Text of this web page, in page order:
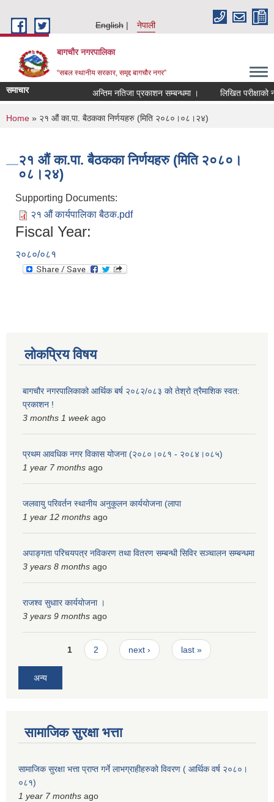
English
नेपाली
बागचौर नगरपालिका
“सबल स्थानीय सरकार, समृद्द बागचौर नगर”
समाचार अन्तिम नतिजा प्रकाशन सम्बन्धमा । लिखित परीक्षाको
You are here
Home » २१ औं का.पा. बैठकका निर्णयहरु (मिति २०८०।०८।२४)
२१ औं का.पा. बैठकका निर्णयहरु (मिति २०८०।
०८।२४)
Supporting Documents:
२१ औं कार्यपालिका बैठक.pdf
Fiscal Year:
२०८०/०८१
लोकप्रिय विषय
बागचौर नगरपालिकाको आर्थिक बर्ष २०८२/०८३ को तेश्रो त्रैमाशिक स्वत:
प्रकाशन !
3 months 1 weekago
प्रथम आवधिक नगर विकास योजना (२०८०।०८१ - २०८४।०८५)
1 year 7 months ago
जलवायु परिवर्तन स्थानीय अनुकूलन कार्ययोजना (लापा
1 year 12 months ago
अपाङ्गता परिचयपत्र नविकरण तथा वितरण सम्बन्धी सिविर सञ्चालन सम्बन्धमा
3 years 8 months ago
राजश्व सुधाार कार्ययोजना ।
3 years 9 months ago
Pages1 2 next › last »
अन्य
सामाजिक सुरक्षा भत्ता
सामाजिक सुरक्षा भत्ता प्राप्त गर्ने लाभग्राहीहरुको विवरण ( आर्थिक वर्ष २०८०।
०८१)
1 year 7 months ago